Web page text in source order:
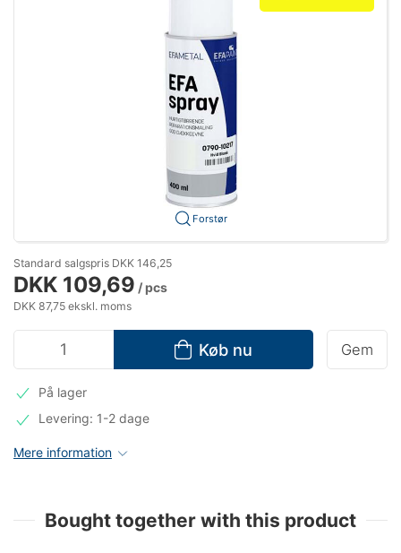
Forstør
Standard salgspris DKK 146,25
DKK 109,69 / pcs
DKK 87,75 ekskl. moms
Køb nu Gem
På lager
Levering: 1-2 dage
Mere information
Bought together with this product